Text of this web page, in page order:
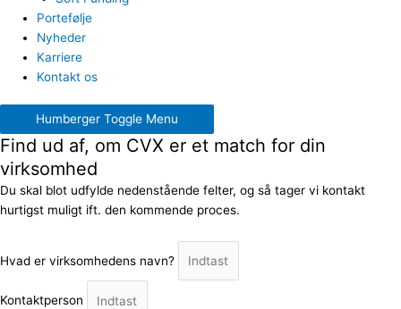
Portefølje
Nyheder
Karriere
Kontakt os
Humberger Toggle Menu
Find ud af, om CVX er et match for din
virksomhed
Du skal blot udfylde nedenstående felter, og så tager vi kontakt
hurtigst muligt ift. den kommende proces.
Hvad er virksomhedens navn?
Kontaktperson